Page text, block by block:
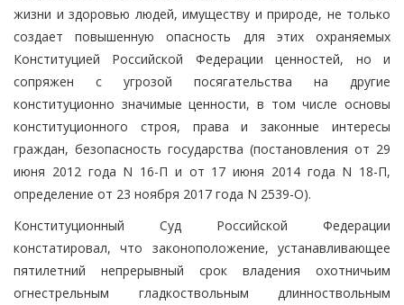
жизни и здоровью людей, имуществу и природе, не только
создает повышенную опасность для этих охраняемых
Конституцией Российской Федерации ценностей, но и
сопряжен с угрозой посягательства на другие
конституционно значимые ценности, в том числе основы
конституционного строя, права и законные интересы
граждан, безопасность государства (постановления от 29
июня 2012 года N 16-П и от 17 июня 2014 года N 18-П,
определение от 23 ноября 2017 года N 2539-О).
Конституционный Суд Российской Федерации
констатировал, что законоположение, устанавливающее
пятилетний непрерывный срок владения охотничьим
огнестрельным гладкоствольным длинноствольным